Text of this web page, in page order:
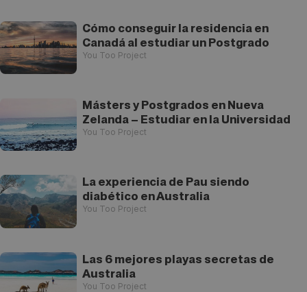
Cómo conseguir la residencia en
Canadá al estudiar un Postgrado
You Too Project
Másters y Postgrados en Nueva
Zelanda – Estudiar en la Universidad
You Too Project
La experiencia de Pau siendo
diabético en Australia
You Too Project
Las 6 mejores playas secretas de
Australia
You Too Project